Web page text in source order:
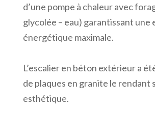
d’une pompe à chaleur avec
glycolée – eau) garantissant
énergétique maximale.
L’escalier en béton extérieur a
de plaques en granite le rendant
esthétique.